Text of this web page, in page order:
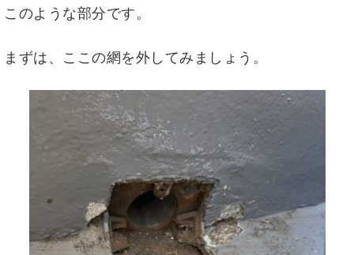
このような部分です。
まずは、ここの網を外してみましょう。